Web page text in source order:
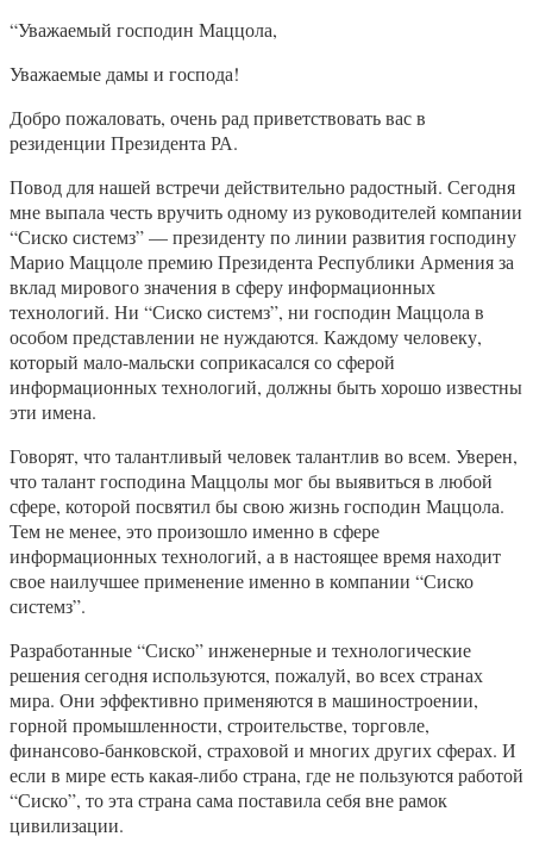
“Уважаемый господин Маццола,
Уважаемые дамы и господа!
Добро пожаловать, очень рад приветствовать вас в
резиденции Президента РА.
Повод для нашей встречи действительно радостный. Сегодня
мне выпала честь вручить одному из руководителей компании
“Сиско системз” — президенту по линии развития господину
Марио Маццоле премию Президента Республики Армения за
вклад мирового значения в сферу информационных
технологий. Ни “Сиско системз”, ни господин Маццола в
особом представлении не нуждаются. Каждому человеку,
который мало-мальски соприкасался со сферой
информационных технологий, должны быть хорошо известны
эти имена.
Говорят, что талантливый человек талантлив во всем. Уверен,
что талант господина Маццолы мог бы выявиться в любой
сфере, которой посвятил бы свою жизнь господин Маццола.
Тем не менее, это произошло именно в сфере
информационных технологий, а в настоящее время находит
свое наилучшее применение именно в компании “Сиско
системз”.
Разработанные “Сиско” инженерные и технологические
решения сегодня используются, пожалуй, во всех странах
мира. Они эффективно применяются в машиностроении,
горной промышленности, строительстве, торговле,
финансово-банковской, страховой и многих других сферах. И
если в мире есть какая-либо страна, где не пользуются работой
“Сиско”, то эта страна сама поставила себя вне рамок
цивилизации.